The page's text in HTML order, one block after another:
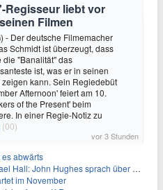
Regisseur liebt vor
Filmen
- Der deutsche Filmemacher
Schmidt ist überzeugt, dass
die "Banalität" das
ist, was er in seinen
zeigen kann. Sein Regiedebüt
Afternoon' feiert am 10.
of the Present' beim
In einer Regie-Notiz zu
(00)
vor 3 Stunden
es abwärts
Hughes sprach über eine Fortsetzung von 'The Breakfast Club'
im November